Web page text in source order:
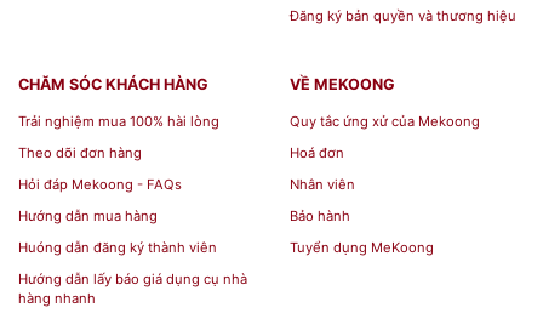
Đăng ký bản quyền và thương hiệu
CHĂM SÓC KHÁCH HÀNG
Trải nghiệm mua 100% hài lòng
Theo dõi đơn hàng
Hỏi đáp Mekoong - FAQs
Hướng dẫn mua hàng
Huóng dẫn đăng ký thành viên
Hướng dẫn lấy báo giá dụng cụ nhà
hàng nhanh
VỀ MEKOONG
Quy tắc ứng xử của Mekoong
Hoá đơn
Nhân viên
Bảo hành
Tuyển dụng MeKoong